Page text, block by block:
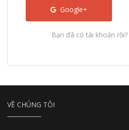
Google+
Bạn đã có tài khoản rồi?
VỀ CHÚNG TÔI